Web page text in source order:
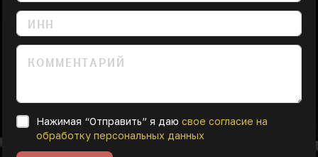
Нажимая “Отправить” я даю свое согласие на
обработку персональных данных